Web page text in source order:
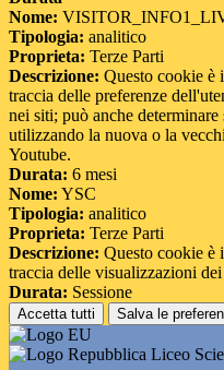
Nome:
Tipologia: analitico
Proprieta: Terze Parti
Descrizione: Questo cookie è
traccia delle preferenze
nei siti; può anche
utilizzando la nuova o la
Youtube.
Durata: 6 mesi
Nome: YSC
Tipologia: analitico
Proprieta: Terze Parti
Descrizione: Questo cookie è
traccia delle visualizzazioni
Durata: Sessione
Accetta tutti Salva le
Liceo